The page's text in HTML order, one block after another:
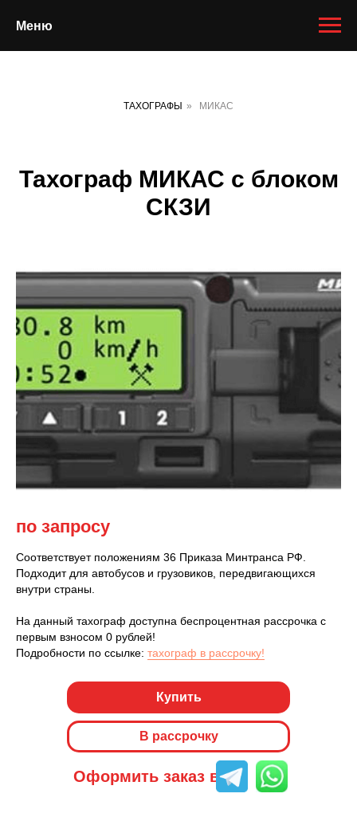
Меню
ТАХОГРАФЫ » МИКАС
Тахограф МИКАС с блоком
СКЗИ
по запросу
Соответствует положениям 36 Приказа Минтранса РФ.
Подходит для автобусов и грузовиков, передвигающихся
внутри страны.
На данный тахограф доступна беспроцентная рассрочка с
первым взносом 0 рублей!
Подробности по ссылке: тахограф в рассрочку!
Купить
В рассрочку
Оформить заказ в